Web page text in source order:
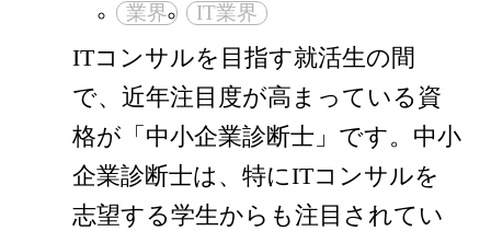
業界 IT業界
ITコンサルを目指す就活生の間
で、近年注目度が高まっている資
格が「中小企業診断士」です。中小
企業診断士は、特にITコンサルを
志望する学生からも注目されてい